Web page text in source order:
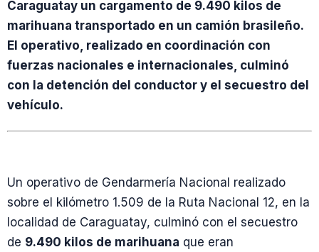
Caraguatay un cargamento de 9.490 kilos de
marihuana transportado en un camión brasileño.
El operativo, realizado en coordinación con
fuerzas nacionales e internacionales, culminó
con la detención del conductor y el secuestro del
vehículo.
Un operativo de Gendarmería Nacional realizado
sobre el kilómetro 1.509 de la Ruta Nacional 12, en la
localidad de Caraguatay, culminó con el secuestro
de 9.490 kilos de marihuana que eran